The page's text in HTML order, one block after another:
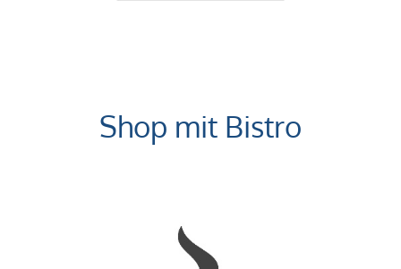
Shop mit Bistro